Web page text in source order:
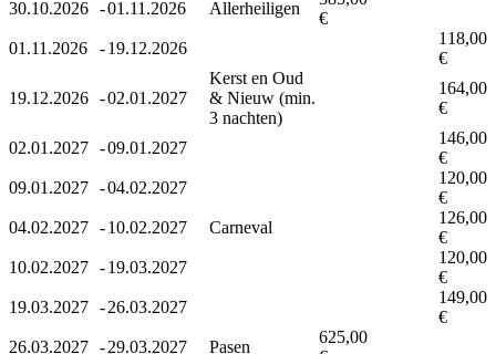
30.10.2026 -01.11.2026 Allerheiligen
€
01.11.2026
-19.12.2026
118,00
€
19.12.2026 -02.01.2027
Kerst en Oud
& Nieuw (min.
3 nachten)
164,00
€
02.01.2027 -09.01.2027
146,00
€
09.01.2027 -04.02.2027
120,00
€
04.02.2027 -10.02.2027 Carneval
126,00
€
10.02.2027 -19.03.2027
120,00
€
19.03.2027 -26.03.2027
149,00
€
26.03.2027 -29.03.2027 Pasen
625,00